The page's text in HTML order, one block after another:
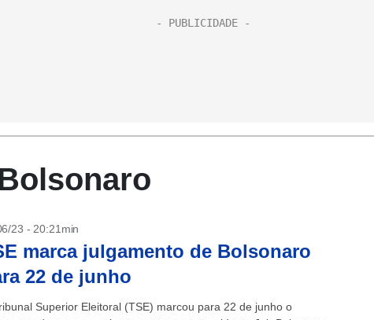
23 - 20:21min
marca julgamento de Bolsonaro
22 de junho
Superior Eleitoral (TSE) marcou para 22 de junho o